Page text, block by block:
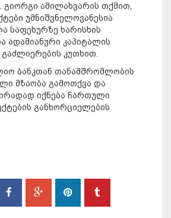
გიორგი ამილახვარის თქმით,
უმნიშვნელოვანესია
საფეხურზე ხარისხის
ადამიანური კაპიტალის
კუთხით.
ბანკთან თანამშრომლობის
მზაობა გამოთქვა და
იქნება ჩართული
განხორციელების